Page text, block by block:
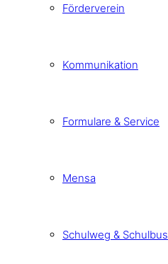
Förderverein
Kommunikation
Formulare & Service
Mensa
Schulweg & Schulbus